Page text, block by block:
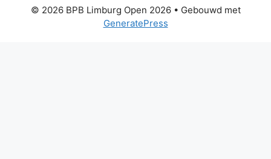
© 2026 BPB Limburg Open 2026• Gebouwd met
GeneratePress